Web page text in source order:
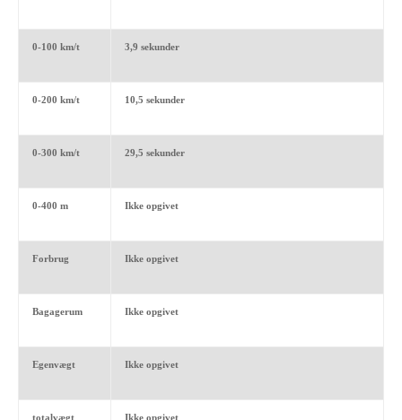
0-100 km/t 3,9 sekunder
0-200 km/t 10,5 sekunder
0-300 km/t 29,5 sekunder
0-400 m Ikke opgivet
Forbrug Ikke opgivet
Bagagerum Ikke opgivet
Egenvægt Ikke opgivet
totalvægt Ikke opgivet